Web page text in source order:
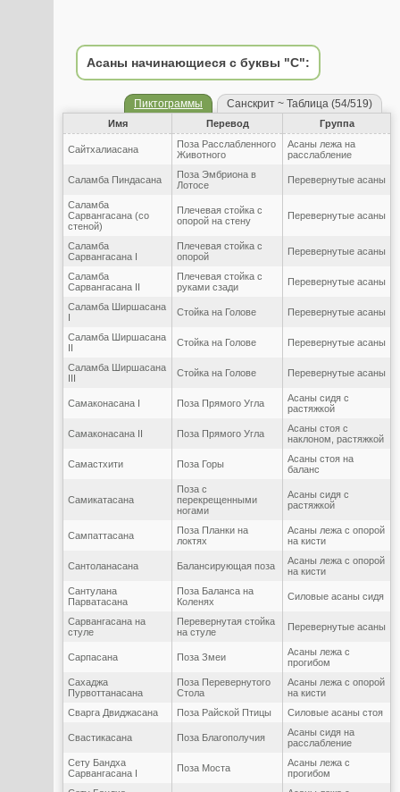
Асаны начинающиеся с буквы "С":
Пиктограммы Санскрит ~ Таблица (54/519)
Имя Перевод Группа
Сайтхалиасана
Поза Расслабленного
Животного
Асаны лежа на
расслабление
Саламба Пиндасана
Поза Эмбриона в
Лотосе
Перевернутые асаны
Саламба
Сарвангасана (со
стеной)
Плечевая стойка с
опорой на стену
Перевернутые асаны
Саламба
Сарвангасана I
Плечевая стойка с
опорой
Перевернутые асаны
Саламба
Сарвангасана II
Плечевая стойка с
руками сзади
Перевернутые асаны
Саламба Ширшасана
I
Стойка на Голове Перевернутые асаны
Саламба Ширшасана
II
Стойка на Голове Перевернутые асаны
Саламба Ширшасана
III
Стойка на Голове Перевернутые асаны
Самаконасана I Поза Прямого Угла
Асаны сидя с
растяжкой
Самаконасана II Поза Прямого Угла
Асаны стоя с
наклоном, растяжкой
Самастхити Поза Горы
Асаны стоя на
баланс
Самикатасана
Поза с
перекрещенными
ногами
Асаны сидя с
растяжкой
Сампаттасана
Поза Планки на
локтях
Асаны лежа с опорой
на кисти
Сантоланасана Балансирующая поза
Асаны лежа с опорой
на кисти
Сантулана
Парватасана
Поза Баланса на
Коленях
Силовые асаны сидя
Сарвангасана на
стуле
Перевернутая стойка
на стуле
Перевернутые асаны
Сарпасана Поза Змеи
Асаны лежа с
прогибом
Сахаджа
Пурвоттанасана
Поза Перевернутого
Стола
Асаны лежа с опорой
на кисти
Сварга Двиджасана
Поза Райской Птицы Силовые асаны стоя
Свастикасана Поза Благополучия
Асаны сидя на
расслабление
Сету Бандха
Сарвангасана I
Поза Моста
Асаны лежа с
прогибом